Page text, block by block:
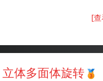
[
立体多面体旋转